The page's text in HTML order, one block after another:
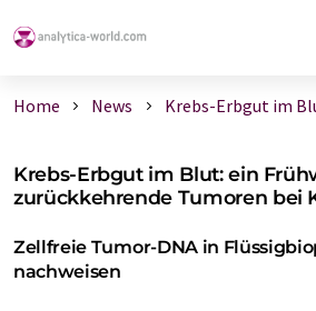
Home News Krebs-Erbgut im
Krebs-Erbgut im Blut: ein
zurückkehrende Tumoren bei
Zellfreie Tumor-DNA in
nachweisen